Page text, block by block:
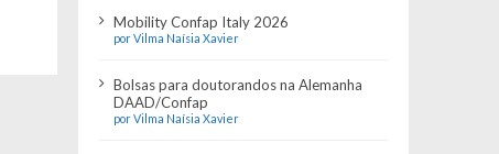
Mobility Confap Italy 2026
por Vilma Naísia Xavier
Bolsas para doutorandos na Alemanha
DAAD/Confap
por Vilma Naísia Xavier